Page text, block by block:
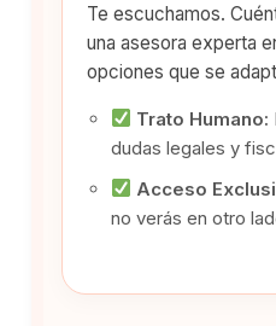
Te escuchamos.
una asesora experta
opciones que se
Trato Humano:
dudas legales y
Acceso
no verás en otro